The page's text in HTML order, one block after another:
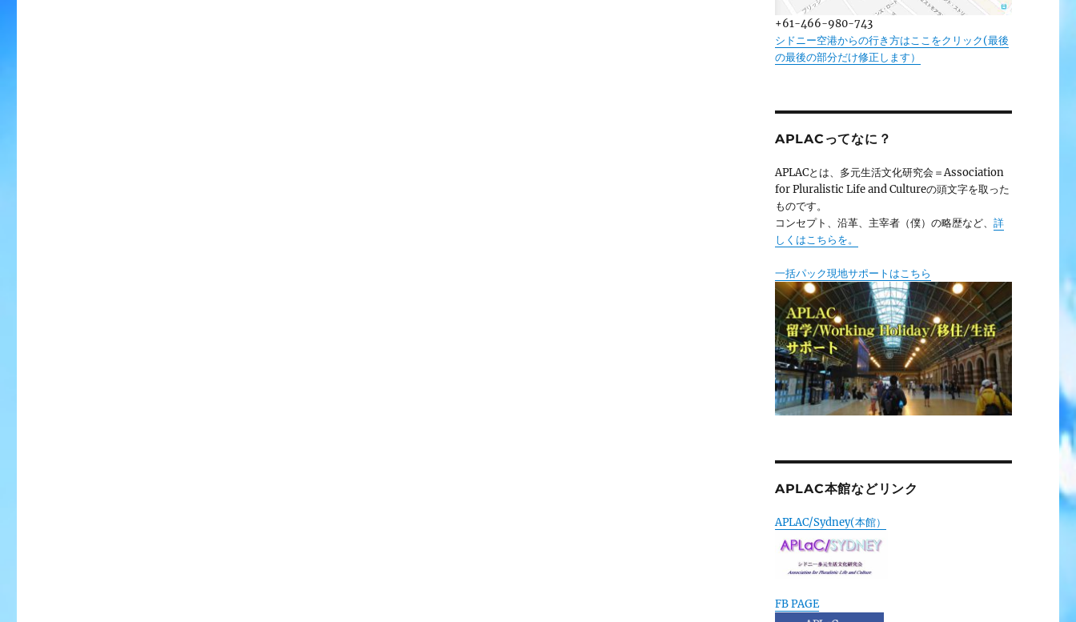
+61-466-980-743
シドニー空港からの行き方はここをクリック(最後
の最後の部分だけ修正します）
APLACってなに？
APLACとは、多元生活文化研究会＝Association
for Pluralistic Life and Cultureの頭文字を取った
ものです。
コンセプト、沿革、主宰者（僕）の略歴など、 詳
しくはこちらを。
一括パック現地サポートはこちら
APLAC本館などリンク
APLAC/Sydney(本館）
FB PAGE